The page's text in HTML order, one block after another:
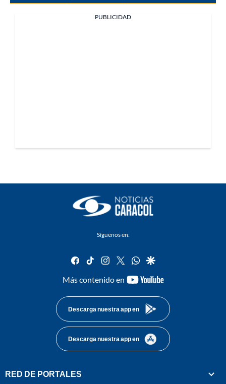
PUBLICIDAD
Síguenos en:
facebook
tiktok instagram
twitterwhatsapp
google
Más contenido en
youtube-
Descarga nuestra app en
Descarga nuestra app en
RED DE PORTALES